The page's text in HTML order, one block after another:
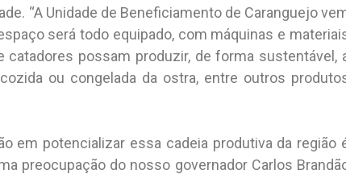
“A Unidade de Beneficiamento de Caranguejo
será todo equipado, com máquinas e
possam produzir, de forma sustentável,
ou congelada da ostra, entre outros
em potencializar essa cadeia produtiva da região
preocupação do nosso governador Carlos